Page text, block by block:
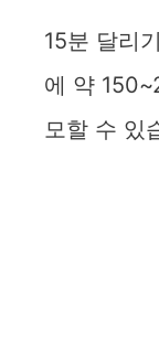
15분 달리
에 약
모할 수 있